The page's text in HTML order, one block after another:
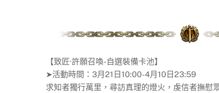
【致匠·許願召喚-自選裝備卡池】
➤活動時間：3月21日10:00-4月10日23:59
求知者獨行萬里，尋訪真理的燈火，虔信者撫慰